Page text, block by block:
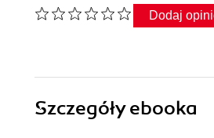
Dodaj
Szczegółyebooka